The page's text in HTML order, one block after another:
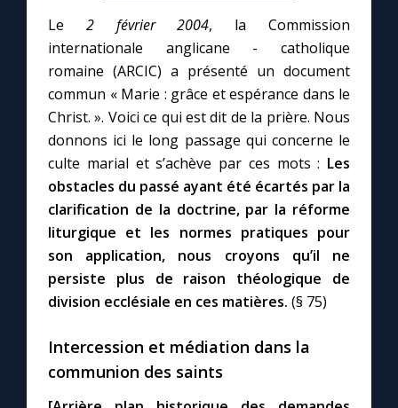
Avec Thérèse de Lisieux
L'Évangile chaque jour
Les premiers samedis du mois
Marie qui défait les nœuds
Me consacrer à Jésus par Marie
Mes intentions de prière
Une Minute avec Marie
Une neuvaine
Le 2 février 2004, la Commission
internationale anglicane - catholique
romaine (ARCIC) a présenté un document
commun « Marie : grâce et espérance dans le
Christ. ». Voici ce qui est dit de la prière. Nous
donnons ici le long passage qui concerne le
culte marial et s’achève par ces mots : Les
obstacles du passé ayant été écartés par la
clarification de la doctrine, par la réforme
liturgique et les normes pratiques pour
son application, nous croyons qu’il ne
persiste plus de raison théologique de
division ecclésiale en ces matières. (§ 75)
Intercession et médiation dans la
communion des saints